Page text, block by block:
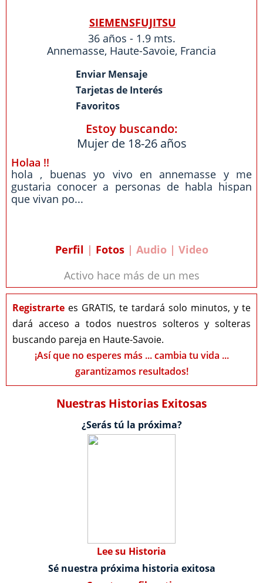
SIEMENSFUJITSU
36 años - 1.9 mts.
Annemasse, Haute-Savoie, Francia
Enviar Mensaje
Tarjetas de Interés
Favoritos
Estoy buscando:
Mujer de 18-26 años
Holaa !!
hola , buenas yo vivo en annemasse y me
gustaria conocer a personas de habla hispan
que vivan po...
Perfil | Fotos| Audio | Video
Activo hace más de un mes
Registrarte es GRATIS, te tardará solo minutos, y te
dará acceso a todos nuestros solteros y solteras
buscando pareja en Haute-Savoie.
¡Así que no esperes más ... cambia tu vida ...
garantizamos resultados!
Nuestras Historias Exitosas
¿Serás tú la próxima?
Lee su Historia
Sé nuestra próxima historia exitosa